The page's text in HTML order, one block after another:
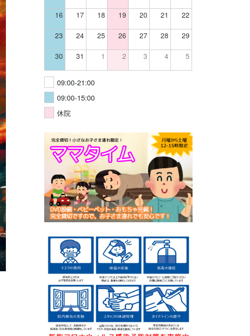
16 17 18 19 20 21 22
23 24 25 26 27 28 29
30 31 1 2 3 4 5
09:00-21:00
09:00-15:00
休院